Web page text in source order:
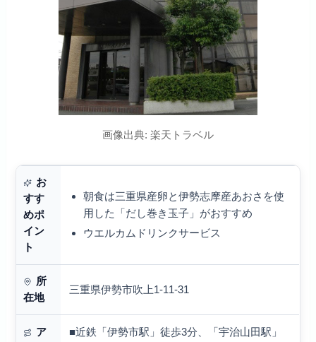
画像出典: 楽天トラベル
お
すす
めポ
イン
ト
朝食は三重県産卵と伊勢志摩産あおさを使
用した「だし巻き玉子」がおすすめ
ウエルカムドリンクサービス
所
在地
三重県伊勢市吹上1-11-31
ア
■近鉄「伊勢市駅」徒歩3分、「宇治山田駅」